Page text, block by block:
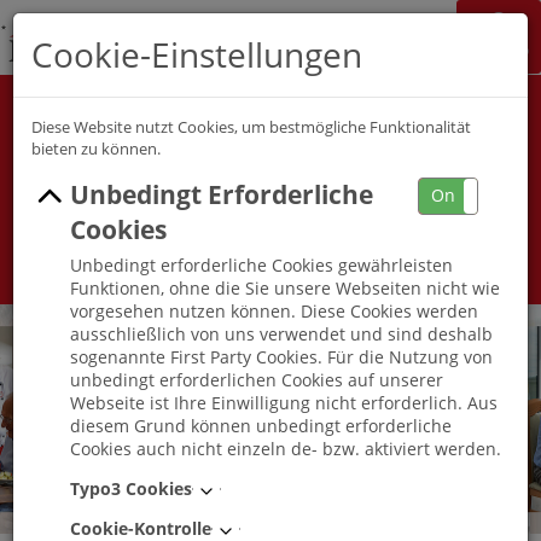
Jobchannel
Job Map
Alle Berufsfelder Alle Berufe
Umkreis
Cookie-Einstellungen
Diese Website nutzt Cookies, um bestmögliche Funktionalität
bieten zu können.
Unbedingt Erforderliche
Cookies
On
Unbedingt erforderliche Cookies gewährleisten
Funktionen, ohne die Sie unsere Webseiten nicht wie
vorgesehen nutzen können. Diese Cookies werden
ausschließlich von uns verwendet und sind deshalb
sogenannte First Party Cookies. Für die Nutzung von
unbedingt erforderlichen Cookies auf unserer
Webseite ist Ihre Einwilligung nicht erforderlich. Aus
diesem Grund können unbedingt erforderliche
Cookies auch nicht einzeln de- bzw. aktiviert werden.
Typo3 Cookies
Cookie-Kontrolle